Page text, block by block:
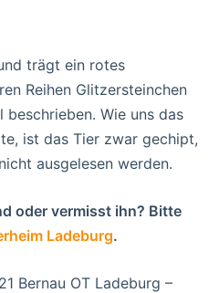
trägt ein rotes
Reihen Glitzersteinchen
Wie uns das
ist das Tier zwar gechipt,
ausgelesen werden.
oder vermisst ihn? Bitte
Ladeburg.
Bernau OT Ladeburg –